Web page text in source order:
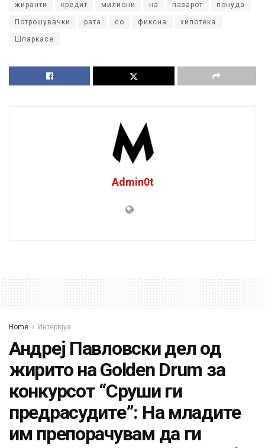
жиранти кредит милиони на пазарот понуда
Потрошувачки рата со фиксна хипотека
Шпаркасе
Admin0t
Home Интервјуа
Андреј Павловски дел од
жирито на Golden Drum за
конкурсот “Сруши ги
предрасудите”: На младите
им препорачувам да ги